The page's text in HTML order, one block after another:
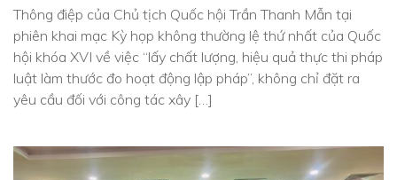
Thông điệp của Chủ tịch Quốc hội Trần Thanh Mẫn tại
phiên khai mạc Kỳ họp không thường lệ thứ nhất của Quốc
hội khóa XVI về việc “lấy chất lượng, hiệu quả thực thi pháp
luật làm thước đo hoạt động lập pháp”, không chỉ đặt ra
yêu cầu đối với công tác xây […]